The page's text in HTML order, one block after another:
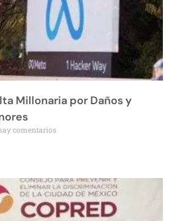
Millonaria por Daños y
comentarios